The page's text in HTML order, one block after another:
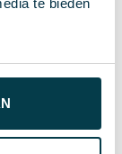
te bieden